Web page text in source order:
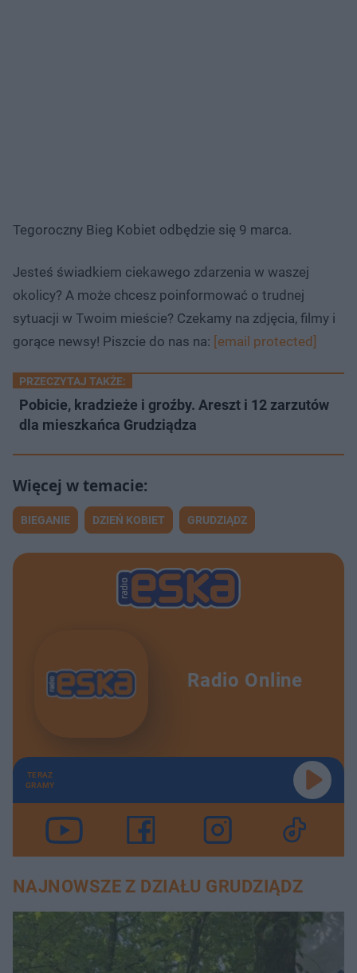
Tegoroczny Bieg Kobiet odbędzie się 9 marca.
Jesteś świadkiem ciekawego zdarzenia w waszej
okolicy? A może chcesz poinformować o trudnej
sytuacji w Twoim mieście? Czekamy na zdjęcia, filmy i
gorące newsy! Piszcie do nas na: [email protected]
PRZECZYTAJ TAKŻE:
Pobicie, kradzieże i groźby. Areszt i 12 zarzutów
dla mieszkańca Grudziądza
BIEGANIE DZIEŃ KOBIET GRUDZIĄDZ
Radio Online
TERAZ
GRAMY
NAJNOWSZE Z DZIAŁU GRUDZIĄDZ